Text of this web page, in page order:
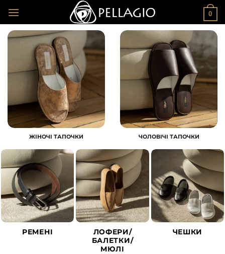
content
0
ЖІНОЧІ ТАПОЧКИ ЧОЛОВІЧІ ТАПОЧКИ
РЕМЕНІ
ЛОФЕРИ/
БАЛЕТКИ/
МЮЛІ
ЧЕШКИ